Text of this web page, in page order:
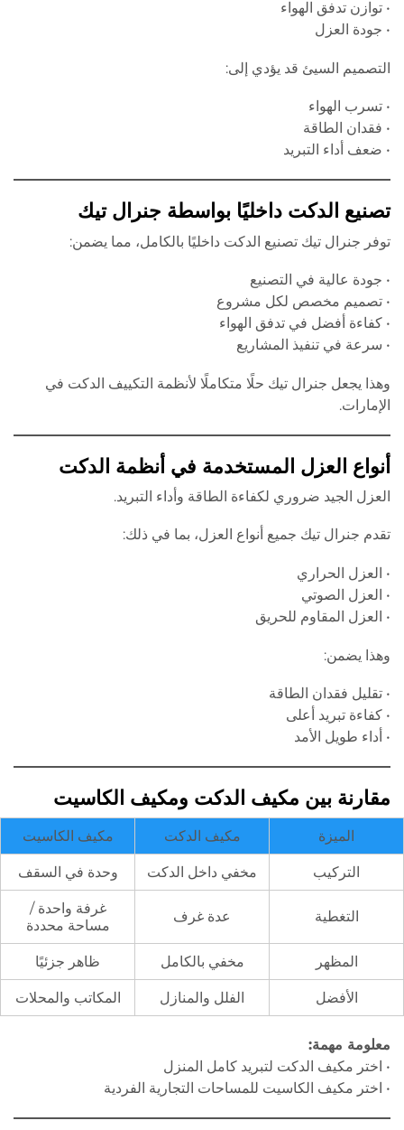
• توازن تدفق الهواء
• جودة العزل
التصميم السيئ قد يؤدي إلى:
• تسرب الهواء
• فقدان الطاقة
• ضعف أداء التبريد
تصنيع الدكت داخليًا بواسطة جنرال تيك
توفر جنرال تيك تصنيع الدكت داخليًا بالكامل، مما يضمن:
• جودة عالية في التصنيع
• تصميم مخصص لكل مشروع
• كفاءة أفضل في تدفق الهواء
• سرعة في تنفيذ المشاريع
وهذا يجعل جنرال تيك حلًا متكاملًا لأنظمة التكييف الدكت في
الإمارات.
أنواع العزل المستخدمة في أنظمة الدكت
العزل الجيد ضروري لكفاءة الطاقة وأداء التبريد.
تقدم جنرال تيك جميع أنواع العزل، بما في ذلك:
• العزل الحراري
• العزل الصوتي
• العزل المقاوم للحريق
وهذا يضمن:
• تقليل فقدان الطاقة
• كفاءة تبريد أعلى
• أداء طويل الأمد
مقارنة بين مكيف الدكت ومكيف الكاسيت
الميزة مكيف الدكت مكيف الكاسيت
التركيب مخفي داخل الدكت وحدة في السقف
التغطية عدة غرف
غرفة واحدة /
مساحة محددة
المظهر مخفي بالكامل ظاهر جزئيًا
الأفضل الفلل والمنازل المكاتب والمحلات
معلومة مهمة:
• اختر مكيف الدكت لتبريد كامل المنزل
• اختر مكيف الكاسيت للمساحات التجارية الفردية